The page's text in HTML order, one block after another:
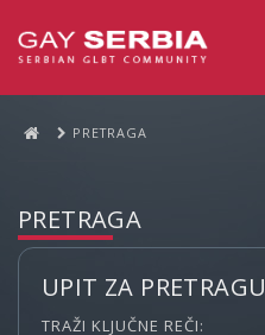
PRETRAGA
PRETRAGA
UPIT ZA PRETRAGU
TRAŽI KLJUČNE REČI: